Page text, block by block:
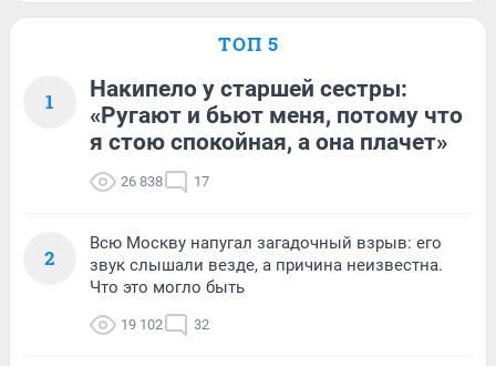
ТОП 5
1
Накипело у старшей сестры:
«Ругают и бьют меня, потому что
я стою спокойная, а она плачет»
26 838 17
2
Всю Москву напугал загадочный взрыв: его
звук слышали везде, а причина неизвестна.
Что это могло быть
19 102 32